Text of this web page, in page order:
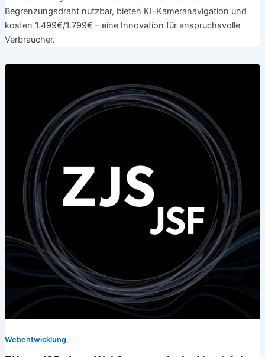
Begrenzungsdraht nutzbar, bieten KI-Kameranavigation und
kosten 1.499€/1.799€ – eine Innovation für anspruchsvolle
Verbraucher.
Webentwicklung